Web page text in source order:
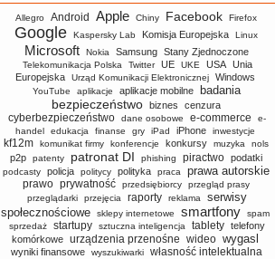
Allegro Android Apple Chiny Facebook Firefox
Google Kaspersky Lab Komisja Europejska Linux
Microsoft Nokia Samsung Stany Zjednoczone
Telekomunikacja Polska Twitter UE UKE USA
Unia
Europejska
Urząd Komunikacji Elektronicznej Windows
YouTube aplikacje aplikacje mobilne badania
bezpieczeństwo biznes cenzura
cyberbezpieczeństwo dane osobowe e-commerce
e-
handel
edukacja finanse gry iPad iPhone inwestycje
kf12m komunikat firmy konferencje konkursy muzyka nols
p2p patenty patronat DI phishing piractwo podatki
podcasty policja politycy polityka praca prawa autorskie
prawo prywatność przedsiębiorcy
przegląd prasy
przeglądarki
przejęcia raporty reklama
serwisy
społecznościowe
sklepy internetowe smartfony
spam
sprzedaż
startupy sztuczna inteligencja tablety telefony
komórkowe urządzenia przenośne wideo wygasl
wyniki finansowe wyszukiwarki własność intelektualna